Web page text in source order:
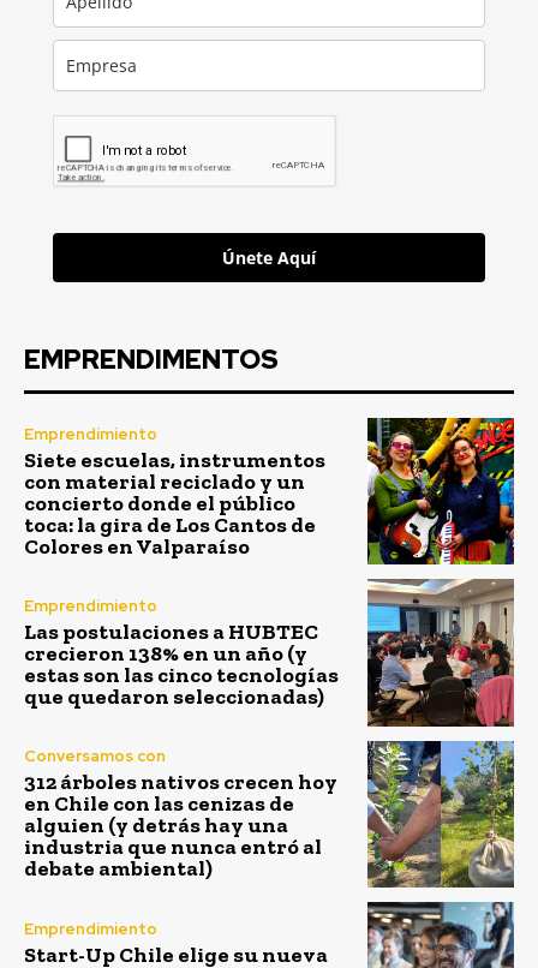
Únete Aquí
EMPRENDIMENTOS
Emprendimiento
Siete escuelas, instrumentos
con material reciclado y un
concierto donde el público
toca: la gira de Los Cantos de
Colores en Valparaíso
Emprendimiento
Las postulaciones a HUBTEC
crecieron 138% en un año (y
estas son las cinco tecnologías
que quedaron seleccionadas)
Conversamos con
312 árboles nativos crecen hoy
en Chile con las cenizas de
alguien (y detrás hay una
industria que nunca entró al
debate ambiental)
Emprendimiento
Start-Up Chile elige su nueva